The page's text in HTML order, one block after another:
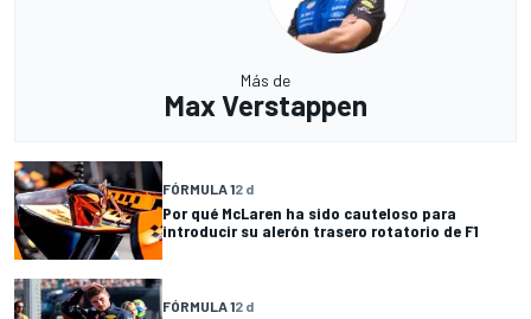
Más de
Max Verstappen
FÓRMULA 12 d
Por qué McLaren ha sido cauteloso para
introducir su alerón trasero rotatorio de F1
FÓRMULA 12 d